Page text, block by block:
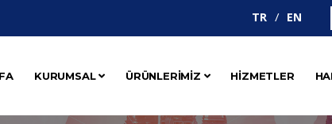
TR EN
KURUMSAL ÜRÜNLERİMİZ HİZMETLER